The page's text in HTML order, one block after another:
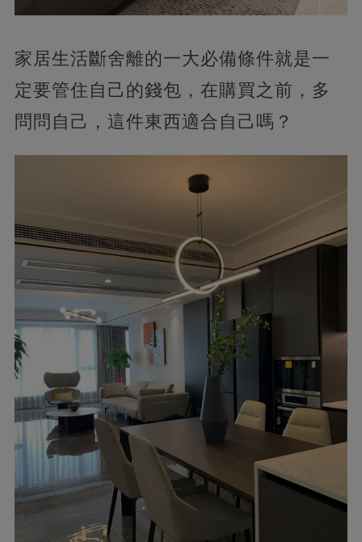
家居生活斷舍離的一大必備條件就是一
定要管住自己的錢包，在購買之前，多
問問自己，這件東西適合自己嗎？